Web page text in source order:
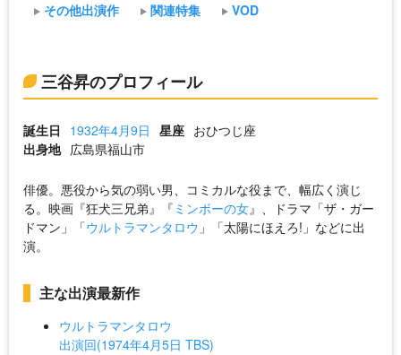
その他出演作
関連特集 VOD
三谷昇のプロフィール
誕生日 1932年4月9日 星座 おひつじ座
出身地 広島県福山市
俳優。悪役から気の弱い男、コミカルな役まで、幅広く演じ
る。映画『狂犬三兄弟』『 ミンボーの女』、ドラマ「ザ・ガー
ドマン」「ウルトラマンタロウ 」「太陽にほえろ!」などに出
演。
主な出演最新作
ウルトラマンタロウ
出演回(1974年4月5日 TBS)